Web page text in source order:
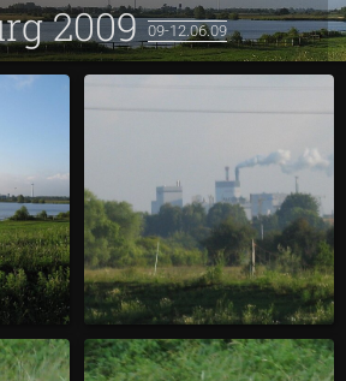
200909-12.06.09